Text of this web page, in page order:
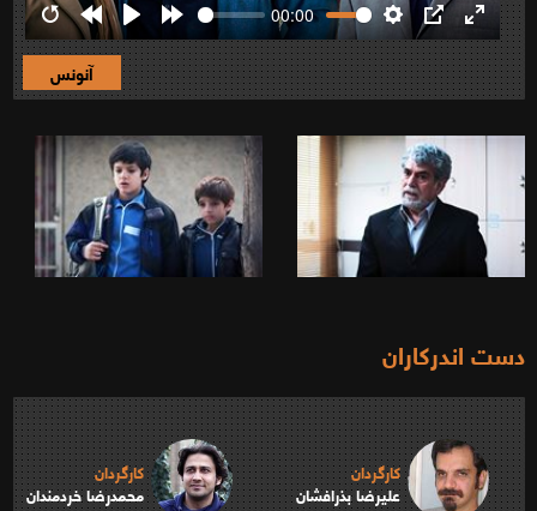
RestartRewind
10s
Play Forward
10s
00:00
Settings
PIP Enter
آنونس
دست اندرکاران
کارگردان
علیرضا بذرافشان
کارگردان
محمدرضا خردمندان